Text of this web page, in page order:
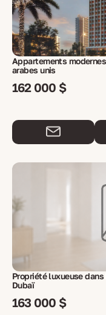
Appartements
arabes unis
162 000 $
Propriété luxueuse
Dubaï
163 000 $